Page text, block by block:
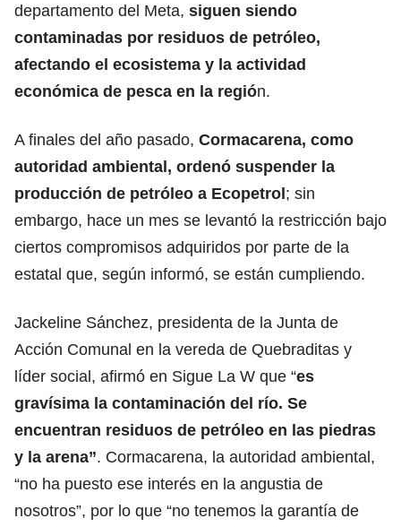
departamento del Meta, siguen siendo
contaminadas por residuos de petróleo,
afectando el ecosistema y la actividad
económica de pesca en la región.
A finales del año pasado, Cormacarena, como
autoridad ambiental, ordenó suspender la
producción de petróleo a Ecopetrol; sin
embargo, hace un mes se levantó la restricción bajo
ciertos compromisos adquiridos por parte de la
estatal que, según informó, se están cumpliendo.
Jackeline Sánchez, presidenta de la Junta de
Acción Comunal en la vereda de Quebraditas y
líder social, afirmó en Sigue La W que “es
gravísima la contaminación del río. Se
encuentran residuos de petróleo en las piedras
y la arena”. Cormacarena, la autoridad ambiental,
“no ha puesto ese interés en la angustia de
nosotros”, por lo que “no tenemos la garantía de